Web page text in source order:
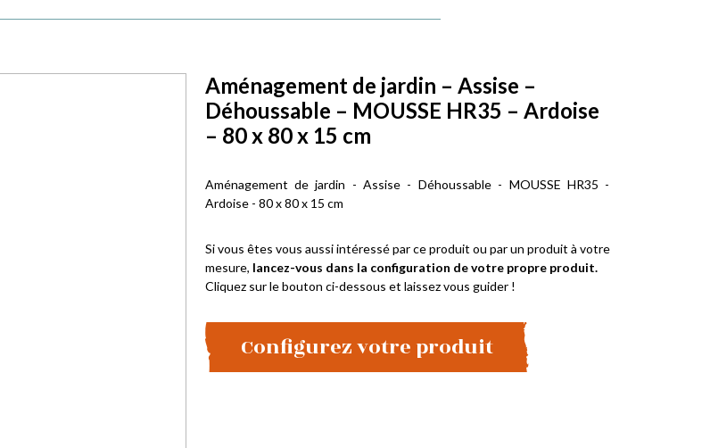
Aménagement de jardin – Assise –
Déhoussable – MOUSSE HR35 – Ardoise
– 80 x 80 x 15 cm
Aménagement de jardin - Assise - Déhoussable - MOUSSE HR35 -
Ardoise - 80 x 80 x 15 cm
Si vous êtes vous aussi intéressé par ce produit ou par un produit à votre
mesure, lancez-vous dans la configuration de votre propre produit.
Cliquez sur le bouton ci-dessous et laissez vous guider !
Configurez votre produit